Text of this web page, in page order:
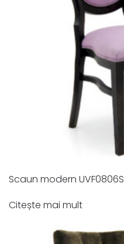
Scaun modern UVF0806S
Citește mai mult